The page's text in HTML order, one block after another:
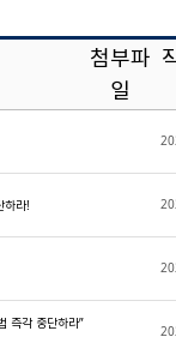
첨부파
일
하라!
즉각 중단하라”